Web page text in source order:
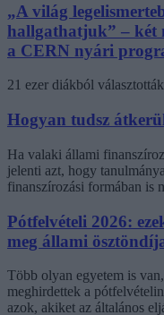
„A világ
hallgathatjuk” – két
a CERN nyári
21 ezer diákból
Hogyan tudsz
Ha valaki állami
jelenti azt, hogy
finanszírozási formában is
Pótfelvételi 2026:
meg állami
Több olyan egyetem is
meghirdettek a
azok, akiket az általános